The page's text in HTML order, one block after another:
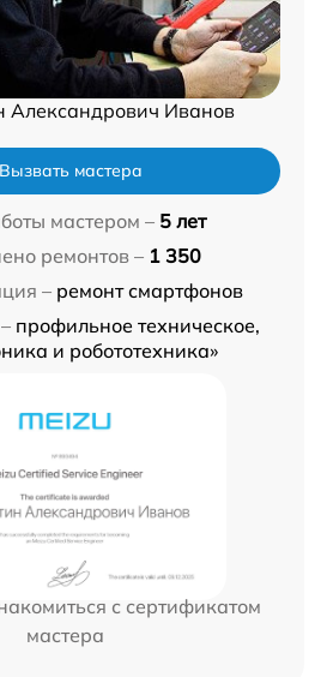
Александрович Иванов
Вызвать мастера
мастером – 5 лет
ремонтов – 1 350
– ремонт смартфонов
профильное техническое,
и робототехника»
с сертификатом
мастера